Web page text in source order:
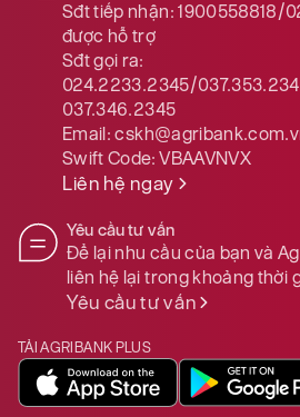
Sđt tiếp nhận: 1900558818/
được hỗ trợ
Sđt gọi ra:
024.2233.2345/
037.346.2345
Email:
Swift Code:VBAAVNVX
Liên hệ ngay
Yêu cầu tư vấn
Để lại nhu cầu của bạn và
liên hệ lại trong khoảng thời
Yêu cầu tư vấn
TẢI AGRIBANK PLUS